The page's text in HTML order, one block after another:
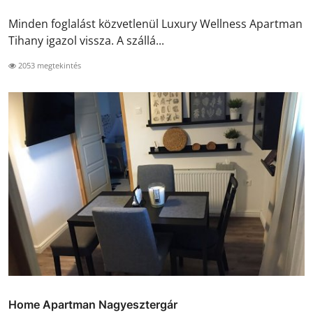
Minden foglalást közvetlenül Luxury Wellness Apartman
Tihany igazol vissza. A szállá...
2053 megtekintés
Home Apartman Nagyesztergár